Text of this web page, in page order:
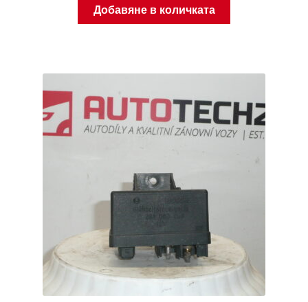
Добавяне в количката